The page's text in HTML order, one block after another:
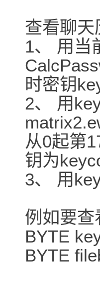
查看聊
1、 用当
时密钥
2、 用
从0起第
钥为
3、 用
例如要查
BYTE
BYTE